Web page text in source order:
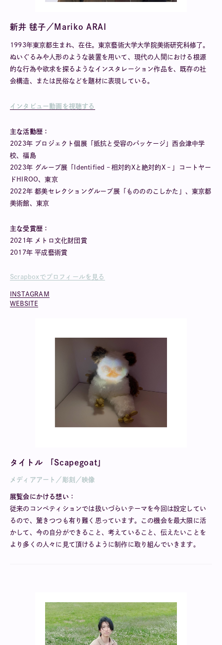
新井 毬子／Mariko ARAI
1993年東京都生まれ、在住。東京藝術大学大学院美術研究科修了。
ぬいぐるみや人形のような装置を用いて、現代の人間における根源
的な行為や欲求を探るようなインスタレーション作品を、既存の社
会構造、または民俗などを題材に表現している。
インタビュー動画を視聴する
主な活動歴：
2023年 プロジェクト個展「抵抗と受容のパッケージ」西会津中学
校、福島
2023年 グループ展「Identified – 相対的Xと絶対的X – 」コートヤー
ドHIROO、東京
2022年 都美セレクショングループ展「ものののこしかた」、東京都
美術館、東京
主な受賞歴：
2021年 メトロ文化財団賞
2017年 平成藝術賞
Scrapboxでプロフィールを見る
INSTAGRAM
WEBSITE
タイトル 「Scapegoat」
メディアアート／彫刻／映像
展覧会にかける想い：
従来のコンペティションでは扱いづらいテーマを今回は設定してい
るので、驚きつつも有り難く思っています。この機会を最大限に活
かして、今の自分ができること、考えていること、伝えたいことを
より多くの人々に見て頂けるように制作に取り組んでいきます。